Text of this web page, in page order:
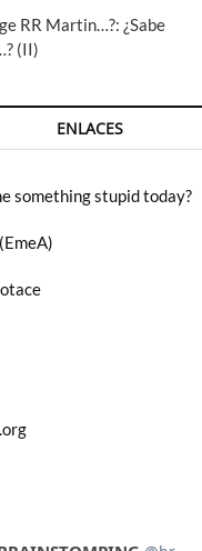
RR Martin…?: ¿Sabe
(II)
ENLACES
something stupid today?